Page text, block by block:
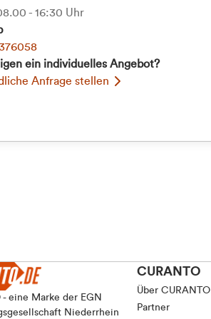
Einwilligungsauswahl
- 16:30 Uhr
ein individuelles Angebot?
Anfrage stellen
- eine Marke der EGN
Niederrhein
CURANTO
Über CURANTO
Partner